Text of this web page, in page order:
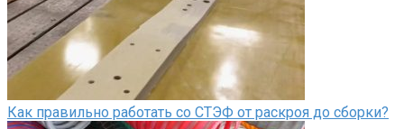
Как правильно работать со СТЭФ от раскроя до сборки?